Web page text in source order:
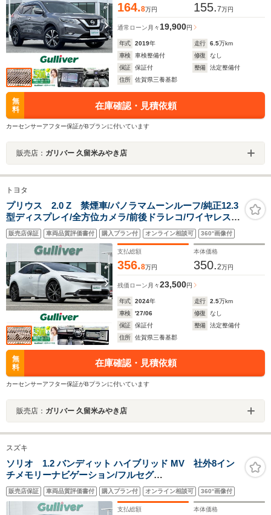
164.8万円 155.7万円
通常ローン 月々19,900円
年式 2019年 走行 6.5万km
車検
車検整備付 修復
なし
保証
保証付 整備
法定整備付
住所
佐賀県三養基郡
無
料
在庫確認・見積依頼
カーセンサーアフター保証がBプランに付いています
販売店： ガリバー 久留米みやき店
トヨタ
プリウス 2.0 Z 禁煙車/パノラマムーンルーフ/純正12.3
型ディスプレイ/全方位カメラ/前後ドラレコ/ワイヤレス充
電/前席シートヒーター/ベンチレーション/ETC2.0/電動ト
ランクリッド/フルセグTV/Bluetooth/トヨタセーフティセ
ンス
販売店保証 車両品質評価書付 購入プラン付 オンライン相談可 360°画像付
支払総額
356.8万円
本体価格
350.2万円
残価ローン 月々23,500円
年式 2024年 走行 2.5万km
車検
'27/06 修復
なし
保証
保証付 整備
法定整備付
住所
佐賀県三養基郡
無
料
在庫確認・見積依頼
カーセンサーアフター保証がBプランに付いています
販売店： ガリバー 久留米みやき店
スズキ
ソリオ 1.2 バンディット ハイブリッド MV 社外8イン
チメモリーナビゲーション/フルセグ
TV/CD/DVD/SD/Bluetooth/ETC/両側パワースライドド
ア/D席シートヒーター/後席サンシェード/ISOFIX対応/パ
ドルシフト/革巻きステアリング/アイドリングストップ
販売店保証 車両品質評価書付 購入プラン付 オンライン相談可 360°画像付
支払総額 本体価格